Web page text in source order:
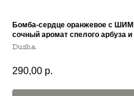
Бомба-сердце оранжевое с
сочный аромат спелого арбуза
Dusha
290,00 р.